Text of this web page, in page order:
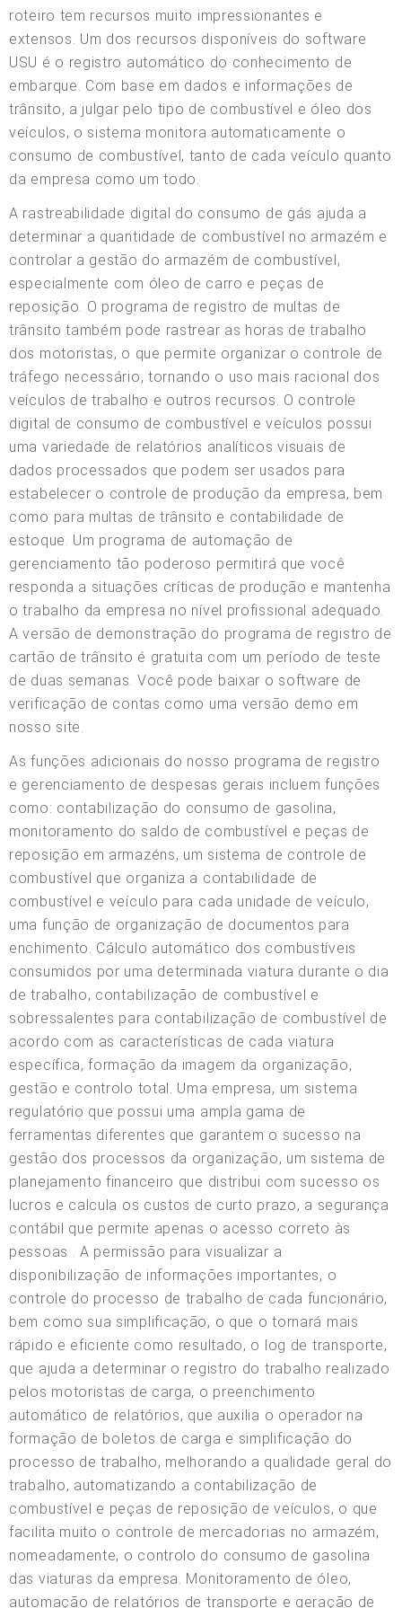
roteiro tem recursos muito impressionantes e
extensos. Um dos recursos disponíveis do software
USU é o registro automático do conhecimento de
embarque. Com base em dados e informações de
trânsito, a julgar pelo tipo de combustível e óleo dos
veículos, o sistema monitora automaticamente o
consumo de combustível, tanto de cada veículo quanto
da empresa como um todo.
A rastreabilidade digital do consumo de gás ajuda a
determinar a quantidade de combustível no armazém e
controlar a gestão do armazém de combustível,
especialmente com óleo de carro e peças de
reposição. O programa de registro de multas de
trânsito também pode rastrear as horas de trabalho
dos motoristas, o que permite organizar o controle de
tráfego necessário, tornando o uso mais racional dos
veículos de trabalho e outros recursos. O controle
digital de consumo de combustível e veículos possui
uma variedade de relatórios analíticos visuais de
dados processados que podem ser usados para
estabelecer o controle de produção da empresa, bem
como para multas de trânsito e contabilidade de
estoque. Um programa de automação de
gerenciamento tão poderoso permitirá que você
responda a situações críticas de produção e mantenha
o trabalho da empresa no nível profissional adequado.
A versão de demonstração do programa de registro de
cartão de trânsito é gratuita com um período de teste
de duas semanas. Você pode baixar o software de
verificação de contas como uma versão demo em
nosso site.
As funções adicionais do nosso programa de registro
e gerenciamento de despesas gerais incluem funções
como: contabilização do consumo de gasolina,
monitoramento do saldo de combustível e peças de
reposição em armazéns, um sistema de controle de
combustível que organiza a contabilidade de
combustível e veículo para cada unidade de veículo,
uma função de organização de documentos para
enchimento. Cálculo automático dos combustíveis
consumidos por uma determinada viatura durante o dia
de trabalho, contabilização de combustível e
sobressalentes para contabilização de combustível de
acordo com as características de cada viatura
específica, formação da imagem da organização,
gestão e controlo total. Uma empresa, um sistema
regulatório que possui uma ampla gama de
ferramentas diferentes que garantem o sucesso na
gestão dos processos da organização, um sistema de
planejamento financeiro que distribui com sucesso os
lucros e calcula os custos de curto prazo, a segurança
contábil que permite apenas o acesso correto às
pessoas . A permissão para visualizar a
disponibilização de informações importantes, o
controle do processo de trabalho de cada funcionário,
bem como sua simplificação, o que o tornará mais
rápido e eficiente como resultado, o log de transporte,
que ajuda a determinar o registro do trabalho realizado
pelos motoristas de carga, o preenchimento
automático de relatórios, que auxilia o operador na
formação de boletos de carga e simplificação do
processo de trabalho, melhorando a qualidade geral do
trabalho, automatizando a contabilização de
combustível e peças de reposição de veículos, o que
facilita muito o controle de mercadorias no armazém,
nomeadamente, o controlo do consumo de gasolina
das viaturas da empresa. Monitoramento de óleo,
automação de relatórios de transporte e geração de